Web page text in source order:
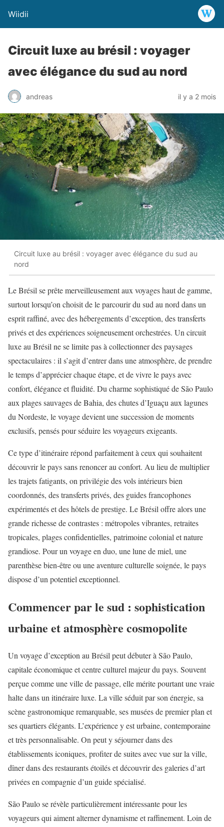
Wiidii
Circuit luxe au brésil : voyager
avec élégance du sud au nord
andreas il y a 2 mois
Circuit luxe au brésil : voyager avec élégance du sud au
nord
Le Brésil se prête merveilleusement aux voyages haut de gamme,
surtout lorsqu’on choisit de le parcourir du sud au nord dans un
esprit raffiné, avec des hébergements d’exception, des transferts
privés et des expériences soigneusement orchestrées. Un circuit
luxe au Brésil ne se limite pas à collectionner des paysages
spectaculaires : il s’agit d’entrer dans une atmosphère, de prendre
le temps d’apprécier chaque étape, et de vivre le pays avec
confort, élégance et fluidité. Du charme sophistiqué de São Paulo
aux plages sauvages de Bahia, des chutes d’Iguaçu aux lagunes
du Nordeste, le voyage devient une succession de moments
exclusifs, pensés pour séduire les voyageurs exigeants.
Ce type d’itinéraire répond parfaitement à ceux qui souhaitent
découvrir le pays sans renoncer au confort. Au lieu de multiplier
les trajets fatigants, on privilégie des vols intérieurs bien
coordonnés, des transferts privés, des guides francophones
expérimentés et des hôtels de prestige. Le Brésil offre alors une
grande richesse de contrastes : métropoles vibrantes, retraites
tropicales, plages confidentielles, patrimoine colonial et nature
grandiose. Pour un voyage en duo, une lune de miel, une
parenthèse bien-être ou une aventure culturelle soignée, le pays
dispose d’un potentiel exceptionnel.
Commencer par le sud : sophistication
urbaine et atmosphère cosmopolite
Un voyage d’exception au Brésil peut débuter à São Paulo,
capitale économique et centre culturel majeur du pays. Souvent
perçue comme une ville de passage, elle mérite pourtant une vraie
halte dans un itinéraire luxe. La ville séduit par son énergie, sa
scène gastronomique remarquable, ses musées de premier plan et
ses quartiers élégants. L’expérience y est urbaine, contemporaine
et très personnalisable. On peut y séjourner dans des
établissements iconiques, profiter de suites avec vue sur la ville,
dîner dans des restaurants étoilés et découvrir des galeries d’art
privées en compagnie d’un guide spécialisé.
São Paulo se révèle particulièrement intéressante pour les
voyageurs qui aiment alterner dynamisme et raffinement. Loin de